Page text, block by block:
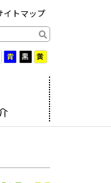
イトマップ
青 黒 黄